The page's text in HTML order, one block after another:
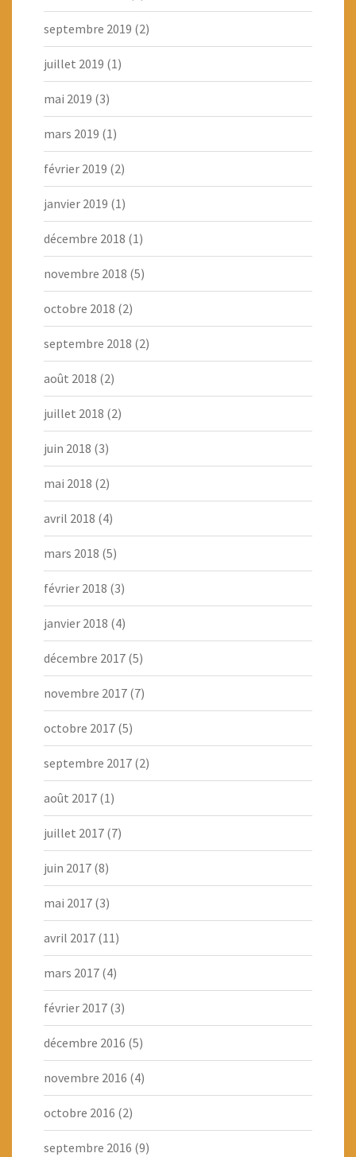
septembre 2019 (2)
juillet 2019 (1)
mai 2019 (3)
mars 2019 (1)
février 2019 (2)
janvier 2019 (1)
décembre 2018 (1)
novembre 2018 (5)
octobre 2018 (2)
septembre 2018 (2)
août 2018 (2)
juillet 2018 (2)
juin 2018 (3)
mai 2018 (2)
avril 2018 (4)
mars 2018 (5)
février 2018 (3)
janvier 2018 (4)
décembre 2017 (5)
novembre 2017 (7)
octobre 2017 (5)
septembre 2017 (2)
août 2017 (1)
juillet 2017 (7)
juin 2017 (8)
mai 2017 (3)
avril 2017 (11)
mars 2017 (4)
février 2017 (3)
décembre 2016 (5)
novembre 2016 (4)
octobre 2016 (2)
septembre 2016 (9)